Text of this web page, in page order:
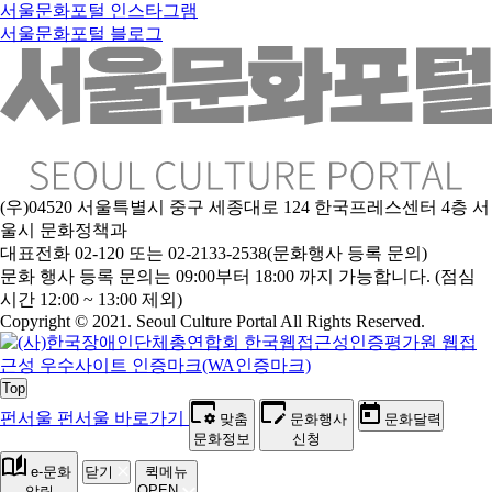
서울문화포털 인스타그램
서울문화포털 블로그
(우)04520 서울특별시 중구 세종대로 124 한국프레스센터 4층 서
울시 문화정책과
대표전화 02-120 또는 02-2133-2538(문화행사 등록 문의)
문화 행사 등록 문의는 09:00부터 18:00 까지 가능합니다. (점심
시간 12:00 ~ 13:00 제외)
Copyright © 2021. Seoul Culture Portal All Rights Reserved.
Top
펀서울 펀서울 바로가기
맞춤
문화정보
문화행사
신청
문화달력
e-문화
닫기
퀵메뉴